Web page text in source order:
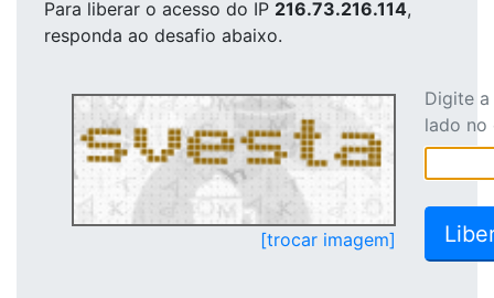
Para liberar o acesso do IP 216.73.216.114,
responda ao desafio abaixo.
[trocar imagem]
Digite
lado no